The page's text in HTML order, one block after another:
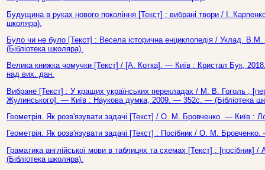
Будущина в руках нового покоління [Текст] : вибрані твори / І.
школяра).
Було чи не було [Текст] : Весела історична енциклопедія / Уклад.
(Бібліотека школяра).
Велика книжка чомучки [Текст] / [А. Котка]. — Київ : Кристал Бук,
над вих. дан.
Вибране [Текст] : У кращих українських перекладах / М. В. Гоголь ;
Жулинського]. — Київ : Наукова думка, 2009. — 352с. — (Бібліотека
Геометрія. Як розв'язувати задачі [Текст] / О. М. Бровченко. — Київ :
Геометрія. Як розв'язувати задачі [Текст] : Посібник / О. М.
Граматика англійської мови в таблицях та схемах [Текст] :
(Бібліотека школяра).